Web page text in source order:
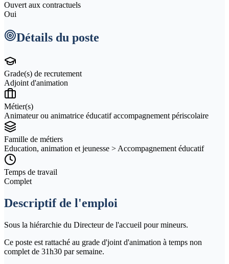
Ouvert aux contractuels
Oui
Détails du poste
Grade(s) de recrutement
Adjoint d'animation
Métier(s)
Animateur ou animatrice éducatif accompagnement périscolaire
Famille de métiers
Education, animation et jeunesse > Accompagnement éducatif
Temps de travail
Complet
Descriptif de l'emploi
Sous la hiérarchie du Directeur de l'accueil pour mineurs.
Ce poste est rattaché au grade d'joint d'animation à temps non
complet de 31h30 par semaine.